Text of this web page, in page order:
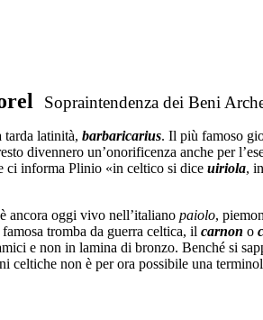
Sopraintendenza dei Beni
tarda latinità, barbaricarius. Il più famoso
divennero un’onorificenza anche per
ci informa Plinio «in celtico si dice uiriola,
è ancora oggi vivo nell’italiano paiolo,
tromba da guerra celtica, il carnon o
e non in lamina di bronzo. Benché si
non è per ora possibile una